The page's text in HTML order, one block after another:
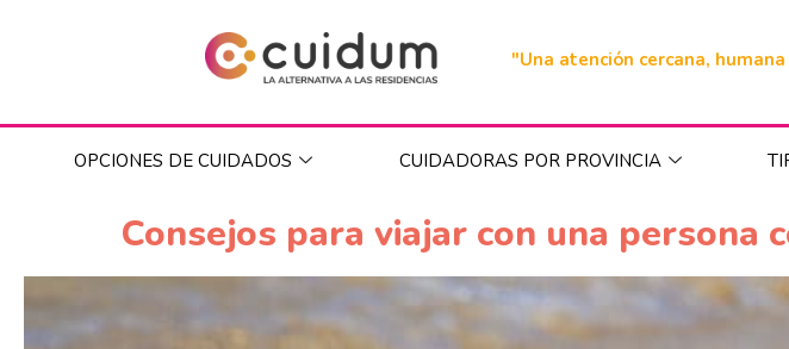
"Una atención cercana,
OPCIONES DE CUIDADOS CUIDADORAS POR PROVINCIA
Consejos para viajar con una persona